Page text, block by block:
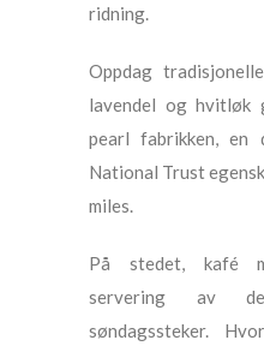
ridning.
Oppdag
lavendel og hvitløk
pearl fabrikken,
National Trust
miles.
På stedet, kafé
servering av
søndagssteker.